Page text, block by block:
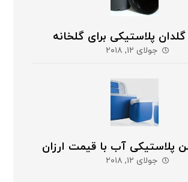
پلاستیکی برای گلخانه
جولای ۱۲, ۲۰۱۸
پلاستیکی آب با قیمت ارزان
جولای ۱۲, ۲۰۱۸